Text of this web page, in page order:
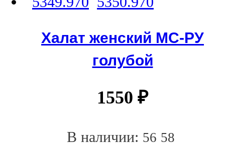
Халат женский МС-РУ
голубой
1550 ₽
В наличии: 56 58